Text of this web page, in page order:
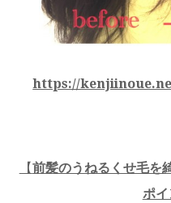
https://
【前髪のうねるくせ毛を
ポイ